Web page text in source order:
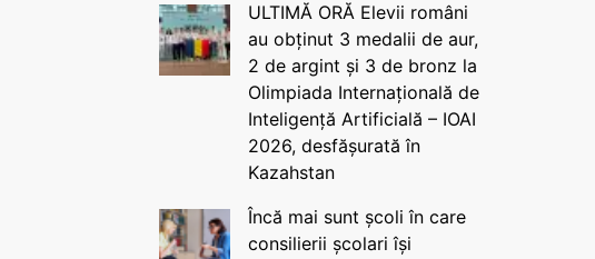
ULTIMĂ ORĂ Elevii români
au obținut 3 medalii de aur,
2 de argint și 3 de bronz la
Olimpiada Internațională de
Inteligență Artificială – IOAI
2026, desfășurată în
Kazahstan
Încă mai sunt școli în care
consilierii școlari își